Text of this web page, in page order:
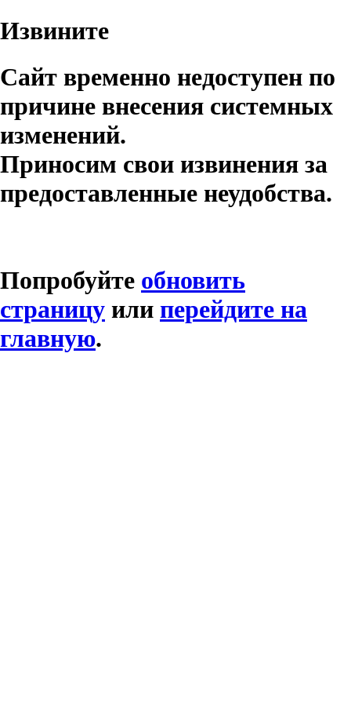
Извините
Сайт временно недоступен по
причине внесения системных
изменений.
Приносим свои извинения за
предоставленные неудобства.
Попробуйте обновить
страницу или перейдите на
главную.